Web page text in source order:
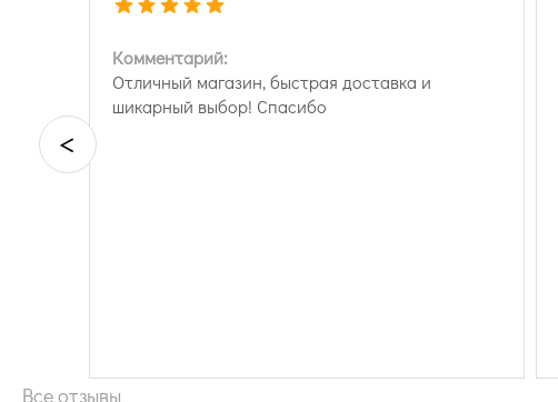
Комментарий:
Отличный магазин, быстрая доставка и
шикарный выбор! Спасибо
<
Все отзывы